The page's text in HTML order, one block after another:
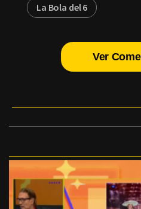
La Bola del 6
Ver